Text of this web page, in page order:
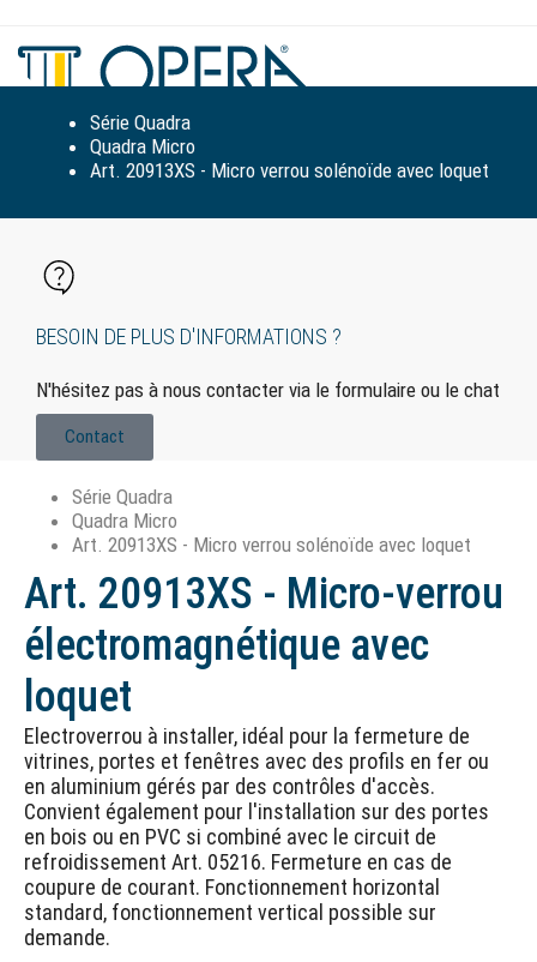
Série Quadra
Quadra Micro
Art. 20913XS - Micro verrou solénoïde avec loquet
BESOIN DE PLUS D'INFORMATIONS ?
N'hésitez pas à nous contacter via le formulaire ou le chat
Contact
Série Quadra
Quadra Micro
Art. 20913XS - Micro verrou solénoïde avec loquet
Art. 20913XS - Micro-verrou
électromagnétique avec
loquet
Electroverrou à installer, idéal pour la fermeture de
vitrines, portes et fenêtres avec des profils en fer ou
en aluminium gérés par des contrôles d'accès.
Convient également pour l'installation sur des portes
en bois ou en PVC si combiné avec le circuit de
refroidissement Art. 05216. Fermeture en cas de
coupure de courant. Fonctionnement horizontal
standard, fonctionnement vertical possible sur
demande.